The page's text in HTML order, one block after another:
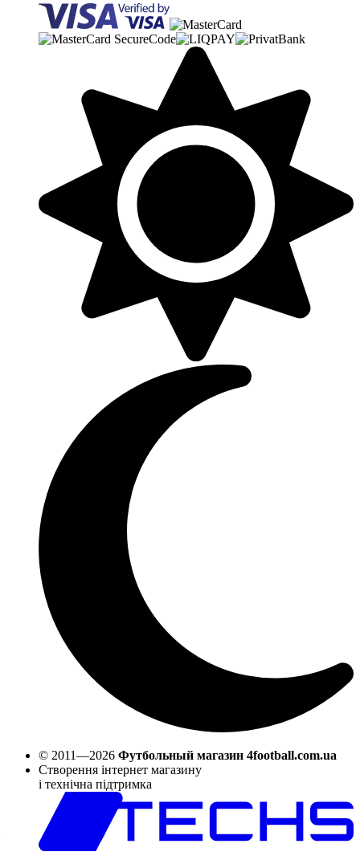
© 2011—2026 Футбольный магазин 4football.com.ua
Створення інтернет магазину
і технічна підтримка